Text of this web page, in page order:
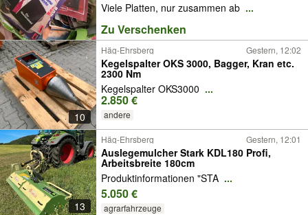
Viele Platten, nur zusammen ab ...
Zu Verschenken
10
Häg-Ehrsberg Gestern, 12:02
Kegelspalter OKS 3000, Bagger, Kran etc.
2300 Nm
Kegelspalter OKS3000 ...
2.850 €
andere
13
Häg-Ehrsberg Gestern, 12:01
Auslegemulcher Stark KDL180 Profi,
Arbeitsbreite 180cm
Produktinformationen "STA ...
5.050 €
agrarfahrzeuge